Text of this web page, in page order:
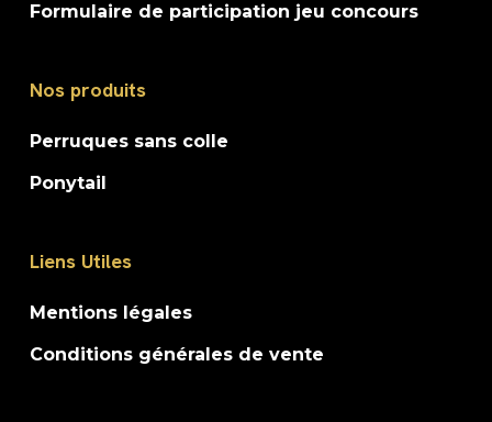
Formulaire de participation jeu concours
Nos produits
Perruques sans colle
Ponytail
Liens Utiles
Mentions légales
Conditions générales de vente